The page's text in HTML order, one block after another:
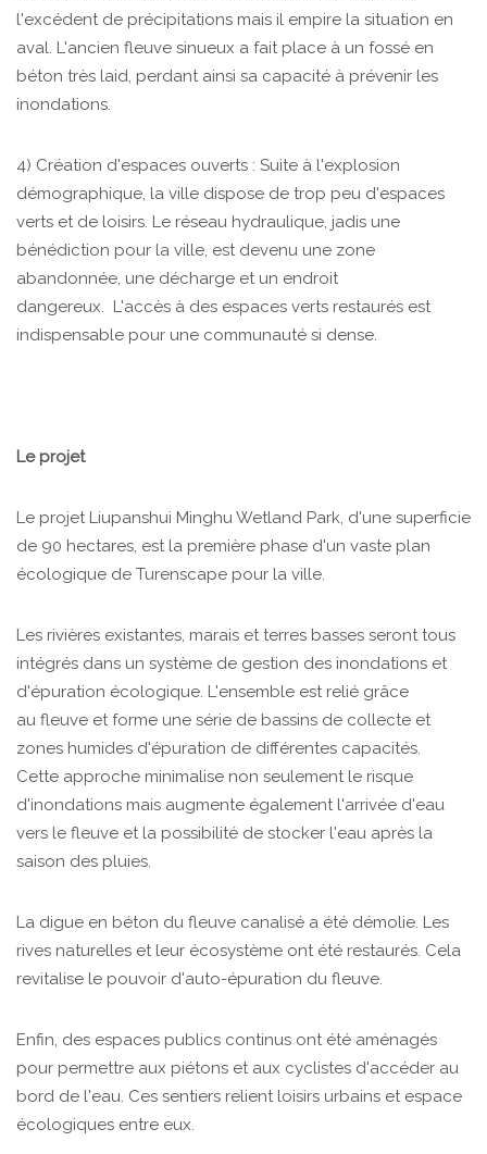
l'excédent de précipitations mais il empire la situation en
aval. L'ancien fleuve sinueux a fait place à un fossé en
béton très laid, perdant ainsi sa capacité à prévenir les
inondations.
4) Création d'espaces ouverts : Suite à l'explosion
démographique, la ville dispose de trop peu d'espaces
verts et de loisirs. Le réseau hydraulique, jadis une
bénédiction pour la ville, est devenu une zone
abandonnée, une décharge et un endroit
dangereux. L'accès à des espaces verts restaurés est
indispensable pour une communauté si dense.
Le projet
Le projet Liupanshui Minghu Wetland Park, d'une superficie
de 90 hectares, est la première phase d'un vaste plan
écologique de Turenscape pour la ville.
Les rivières existantes, marais et terres basses seront tous
intégrés dans un système de gestion des inondations et
d'épuration écologique. L'ensemble est relié grâce
au fleuve et forme une série de bassins de collecte et
zones humides d'épuration de différentes capacités.
Cette approche minimalise non seulement le risque
d'inondations mais augmente également l'arrivée d'eau
vers le fleuve et la possibilité de stocker l'eau après la
saison des pluies.
La digue en béton du fleuve canalisé a été démolie. Les
rives naturelles et leur écosystème ont été restaurés. Cela
revitalise le pouvoir d'auto-épuration du fleuve.
Enfin, des espaces publics continus ont été aménagés
pour permettre aux piétons et aux cyclistes d'accéder au
bord de l'eau. Ces sentiers relient loisirs urbains et espace
écologiques entre eux.